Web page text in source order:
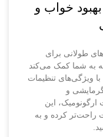
خواب و
طولانی برای
به شما کمک می‌کند
ویژگی‌های تنظیمات
و
این
راحت‌تر کرده و به